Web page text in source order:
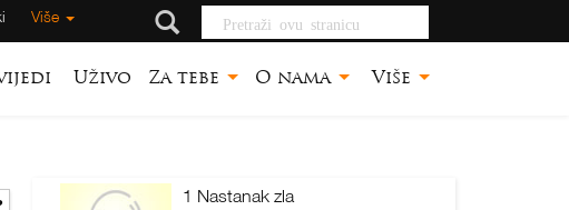
Više
Pretraži ovu
stranicu
Uživo Za tebe O nama Više
1 Nastanak zla